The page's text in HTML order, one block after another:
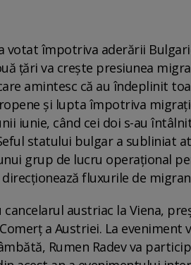
votat împotriva aderării
ţări va creşte presiunea
amintesc că au îndeplinit
şi lupta împotriva
iunie, când cei doi s-au
statului bulgar a subliniat
grup de lucru operaţional
fluxurile de
austriac la Viena,
a Austriei. La
Rumen Radev va